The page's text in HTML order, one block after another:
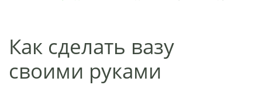
Как сделать вазу
своими руками